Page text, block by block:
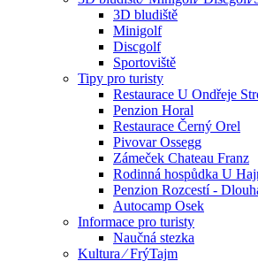
3D bludiště
Minigolf
Discgolf
Sportoviště
Tipy pro turisty
Restaurace U Ondřeje
Penzion Horal
Restaurace Černý Orel
Pivovar Ossegg
Zámeček Chateau Franz
Rodinná hospůdka U
Penzion Rozcestí -
Autocamp Osek
Informace pro turisty
Naučná stezka
Kultura ⁄ FrýTajm